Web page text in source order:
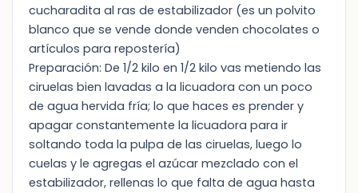
cucharadita al ras de estabilizador (es un polvito
blanco que se vende donde venden chocolates o
artículos para repostería)
Preparación: De 1/2 kilo en 1/2 kilo vas metiendo las
ciruelas bien lavadas a la licuadora con un poco
de agua hervida fría; lo que haces es prender y
apagar constantemente la licuadora para ir
soltando toda la pulpa de las ciruelas, luego lo
cuelas y le agregas el azúcar mezclado con el
estabilizador, rellenas lo que falta de agua hasta